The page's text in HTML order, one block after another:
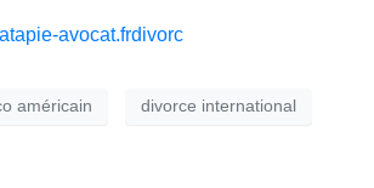
avocat.frdivorc
américain divorce international